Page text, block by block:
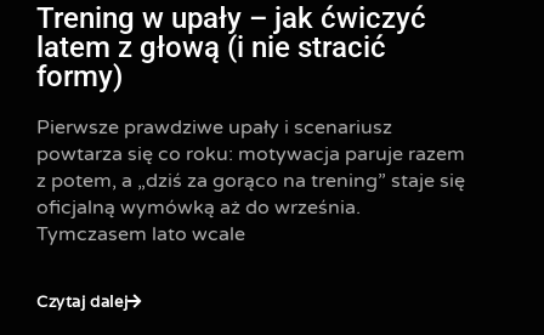
Trening w upały – jak ćwiczyć
latem z głową (i nie stracić
formy)
Pierwsze prawdziwe upały i scenariusz
powtarza się co roku: motywacja paruje razem
z potem, a „dziś za gorąco na trening” staje się
oficjalną wymówką aż do września.
Tymczasem lato wcale
Czytaj dalej